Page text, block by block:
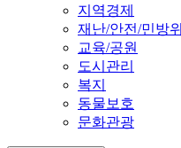
지역경제
재난/안전/민방위
교육/공원
도시관리
복지
동물보호
문화관광